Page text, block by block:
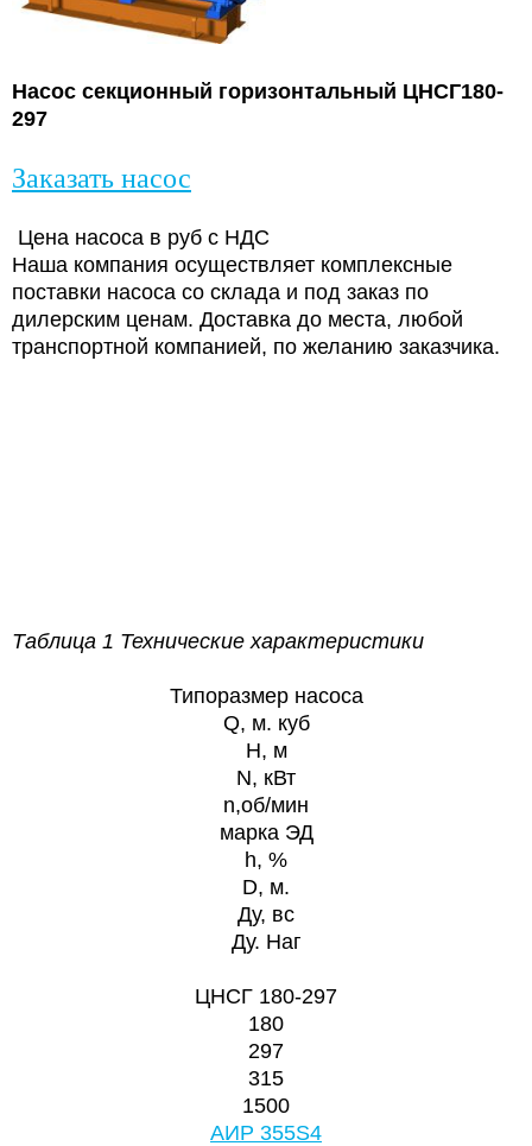
Насос секционный горизонтальный ЦНСГ180-
297
Заказать насос
Цена насоса в руб с НДС
Наша компания осуществляет комплексные
поставки насоса со склада и под заказ по
дилерским ценам. Доставка до места, любой
транспортной компанией, по желанию заказчика.
Таблица 1 Технические характеристики
Типоразмер насоса
Q, м. куб
H, м
N, кВт
n,об/мин
марка ЭД
h, %
D, м.
Ду, вс
Ду. Наг
ЦНСГ 180-297
180
297
315
1500
АИР 355S4